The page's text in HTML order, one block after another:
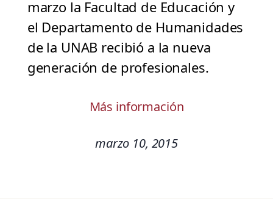
marzo la Facultad de Educación y
el Departamento de Humanidades
de la UNAB recibió a la nueva
generación de profesionales.
Más información
marzo 10, 2015